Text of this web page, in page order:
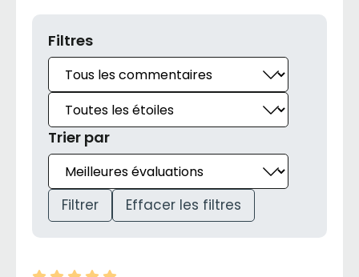
Filtres
Trier par
Filtrer Effacer les filtres